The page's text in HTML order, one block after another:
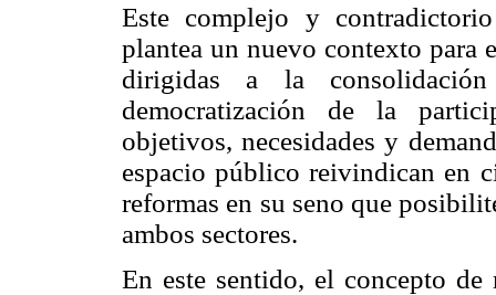
Este complejo y
plantea un nuevo contexto para
dirigidas a la
democratización de la
objetivos, necesidades y
espacio público reivindican en
reformas en su seno que
ambos sectores.
En este sentido, el concepto